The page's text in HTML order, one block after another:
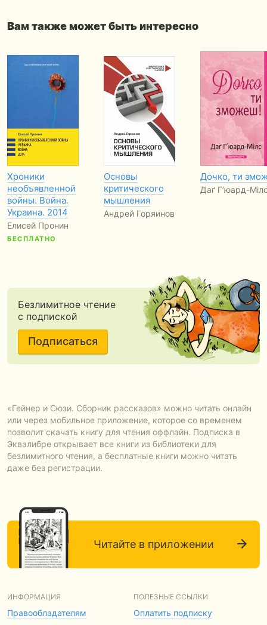
Вам также может быть интересно
Хроники
необъявленной
войны. Война.
Украина. 2014
Елисей Пронин
БЕСПЛАТНО
Основы
критического
мышления
Андрей Горяинов
Дочко, ти
Даґ Г’юард-
Безлимитное чтение
с подпиской
Подписаться
«Гейнер и Сюзи. Сборник рассказов» можно читать онлайн
или через мобильное приложение, которое со временем
позволит скачать книгу для чтения оффлайн. Подписка в
Эквалибре открывает все книги из библиотеки для
безлимитного чтения, а бесплатные книги можно читать
даже без регистрации.
Читайте в приложении
ИНФОРМАЦИЯ
Правообладателям
ПОЛЕЗНЫЕ ССЫЛКИ
Оплатить подписку